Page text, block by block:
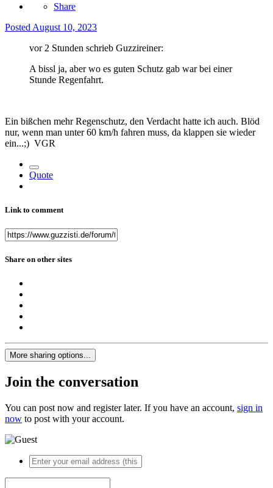
Share
Posted August 10, 2023
vor 2 Stunden schrieb Guzzireiner:
A bissl ja, aber wo es guten Schutz gab war bei einer
Stunde Regenfahrt.
Ein bißchen mehr Regenschutz, den Verdacht hatte ich auch. Blöd
nur, wenn man unter 60 km/h fahren muss, da klappen sie wieder
ein...;) VGR
Quote
Link to comment
Share on other sites
More sharing options...
Join the conversation
You can post now and register later. If you have an account, sign in
now to post with your account.